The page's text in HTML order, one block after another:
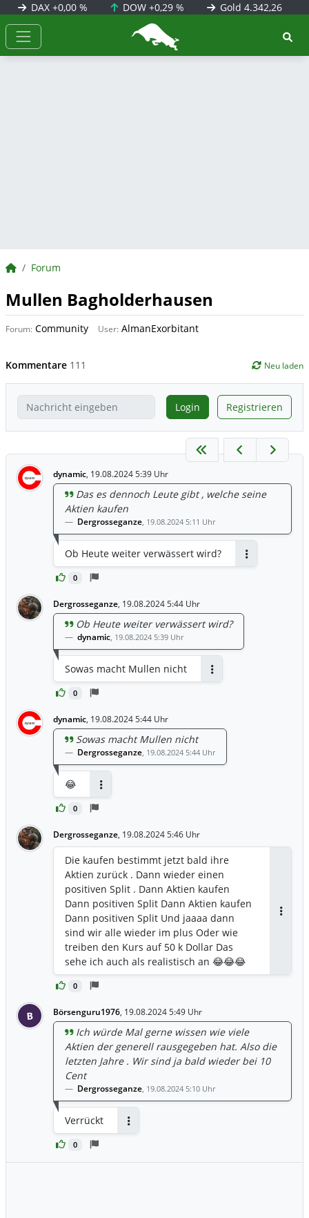
DAX +0,00 % DOW+0,29 % Gold 4.342,26
BörsenNEWS.de
BörsenNEWS.de
Forum
Mullen Bagholderhausen
Forum: Community User: AlmanExorbitant
Kommentare 111 Neu laden
Login Registrieren
dynamic, 19.08.2024 5:39 Uhr
0
Das es dennoch Leute gibt , welche seine
Aktien kaufen
Dergrosseganze, 19.08.2024 5:11 Uhr
Ob Heute weiter verwässert wird?
Dergrosseganze, 19.08.2024 5:44 Uhr
0
Ob Heute weiter verwässert wird?
dynamic, 19.08.2024 5:39 Uhr
Sowas macht Mullen nicht
dynamic, 19.08.2024 5:44 Uhr
0
Sowas macht Mullen nicht
Dergrosseganze, 19.08.2024 5:44 Uhr
😂
Dergrosseganze, 19.08.2024 5:46 Uhr
0
Die kaufen bestimmt jetzt bald ihre
Aktien zurück . Dann wieder einen
positiven Split . Dann Aktien kaufen
Dann positiven Split Dann Aktien kaufen
Dann positiven Split Und jaaaa dann
sind wir alle wieder im plus Oder wie
treiben den Kurs auf 50 k Dollar Das
sehe ich auch als realistisch an 😂😂😂
😂😂
B Börsenguru1976, 19.08.2024 5:49 Uhr
0
Ich würde Mal gerne wissen wie viele
Aktien der generell rausgegeben hat. Also die
letzten Jahre . Wir sind ja bald wieder bei 10
Cent
Dergrosseganze, 19.08.2024 5:10 Uhr
Verrückt